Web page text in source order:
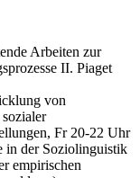
Arbeiten zur
II. Piaget
von
Fr 20-22 Uhr
in der Soziolinguistik
empirischen